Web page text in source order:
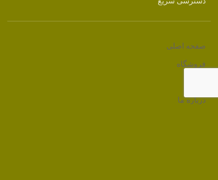
صفحه اصلی
فروشگاه
درباره ما